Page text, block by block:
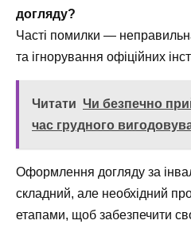
догляду?
Часті помилки —
та ігнорування офіційних
Читати Чи безпечно
час грудного
Оформлення догляду за
складний, але необхідний
етапами, щоб забезпечити